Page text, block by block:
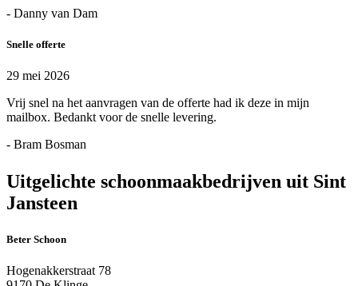
- Danny van Dam
Snelle offerte
29 mei 2026
Vrij snel na het aanvragen van de offerte had ik deze in mijn
mailbox. Bedankt voor de snelle levering.
- Bram Bosman
Uitgelichte schoonmaakbedrijven uit Sint
Jansteen
Beter Schoon
Hogenakkerstraat 78